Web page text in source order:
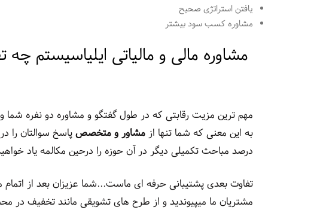
یافتن استراتژی صحیح
مشاوره کسب سود بیشتر
مشاوره مالی و مالیاتی ایلیاسیستم چه
مهم ترین مزیت رقابتی که در طول گفتگو و مشاوره دو نفره
به این معنی که شما تنها از مشاور و متخصص
درصد مباحث تکمیلی دیگر در آن حوزه را درحین مکالمه یاد
تفاوت بعدی پشتیبانی حرفه ای ماست...شما عزیزان بعد از
مشتریان ما میپیوندید و از طرح های تشویقی مانند تخفیف در